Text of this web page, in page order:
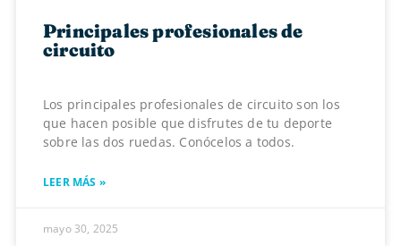
Principales profesionales de
circuito
Los principales profesionales de circuito son los
que hacen posible que disfrutes de tu deporte
sobre las dos ruedas. Conócelos a todos.
LEER MÁS »
mayo 30, 2025